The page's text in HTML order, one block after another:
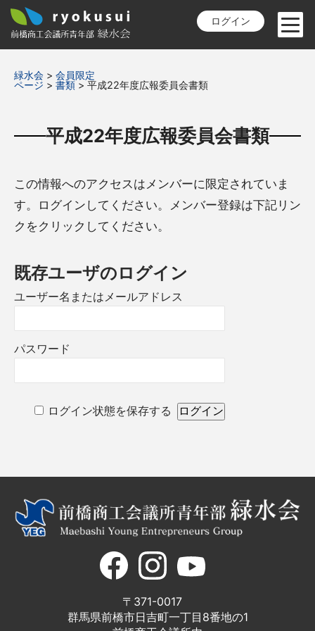
ログイン
緑水会 > 会員限定
ページ > 書類 > 平成22年度広報委員会書類
平成22年度広報委員会書類
この情報へのアクセスはメンバーに限定されていま
す。ログインしてください。メンバー登録は下記リン
クをクリックしてください。
既存ユーザのログイン
ユーザー名またはメールアドレス
パスワード
ログイン状態を保存する
〒371-0017
群馬県前橋市日吉町一丁目8番地の1